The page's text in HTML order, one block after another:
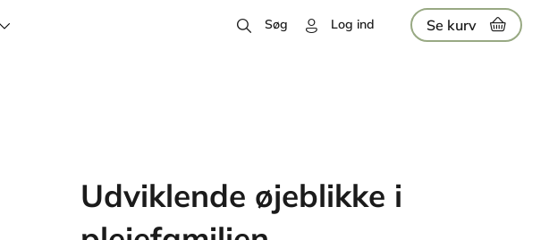
Søg Log ind Se kurv
Udviklende øjeblikke i